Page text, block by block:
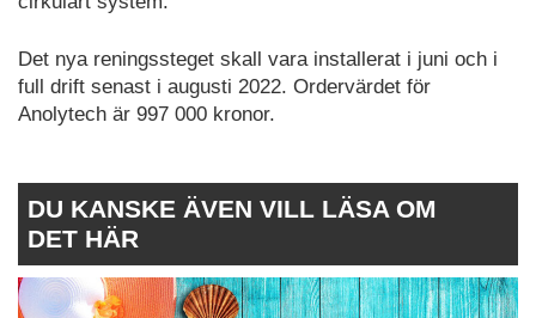
Det nya reningssteget skall vara installerat i juni och i
full drift senast i augusti 2022. Ordervärdet för
Anolytech är 997 000 kronor.
DU KANSKE ÄVEN VILL LÄSA OM
DET HÄR